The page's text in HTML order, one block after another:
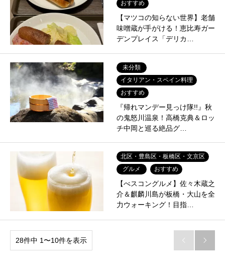
おすすめ
【マツコの知らない世界】老舗
味噌蔵が手がける！恵比寿ガー
デンプレイス「デリカ…
未分類
イタリアン・スペイン料理
おすすめ
『帰れマンデー見っけ隊!!』秋
の鬼怒川温泉！高橋克典＆ロッ
チ中岡と巡る絶品グ…
北区・豊島区・板橋区・文京区
グルメ
おすすめ
【べスコングルメ】佐々木蔵之
介＆麒麟川島が板橋・大山を全
力ウォーキング！目指…
28件中 1〜10件を表示  